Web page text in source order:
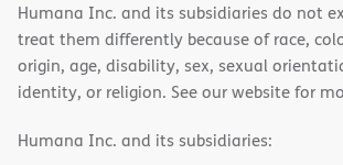
Humana Inc. and its subsidiaries do not
treat them differently because of race,
origin, age, disability, sex, sexual
identity, or religion. See our website for
Humana Inc. and its subsidiaries: